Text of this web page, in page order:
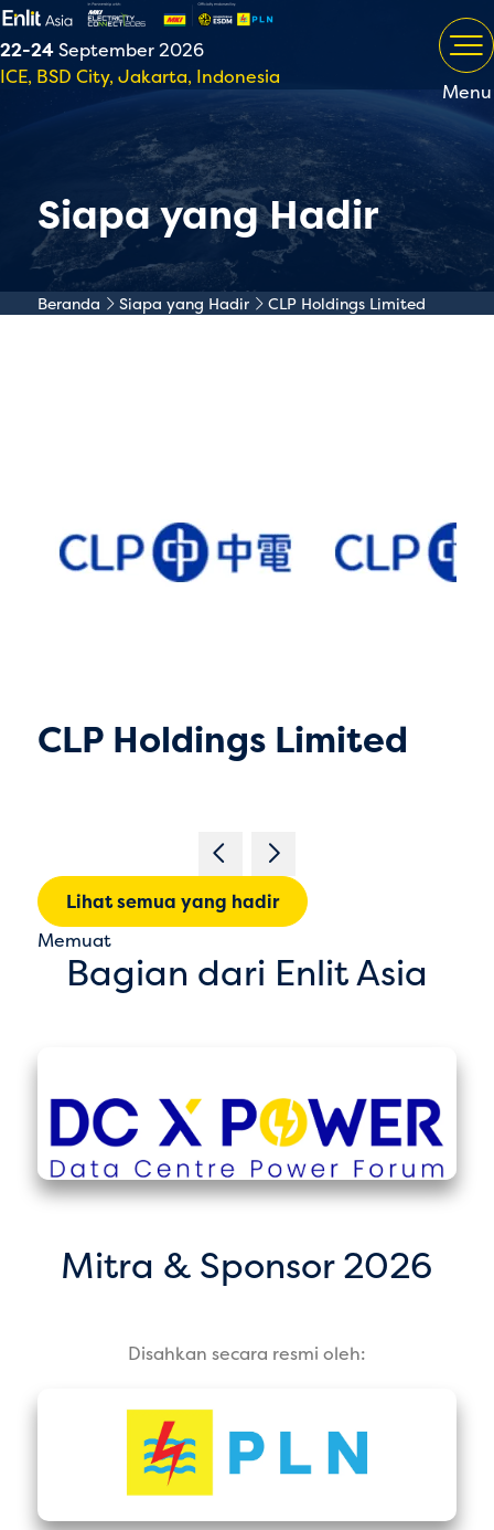
22-24September 2026
ICE, BSD City, Jakarta, Indonesia
Menu
Siapa yang Hadir
Beranda Siapa yang Hadir CLP Holdings Limited
CLP Holdings Limited
Lihat semua yang hadir
Memuat
Bagian dari Enlit Asia
Mitra & Sponsor 2026
Disahkan secara resmi oleh: